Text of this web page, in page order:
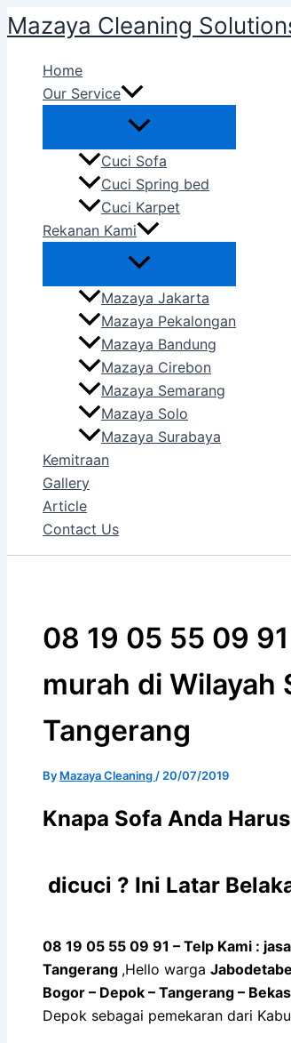
to
Mazaya Cleaning
Home
Our Service
Cuci Sofa
Cuci Spring bed
Cuci Karpet
Rekanan Kami
Mazaya Jakarta
Mazaya Pekalongan
Mazaya Bandung
Mazaya Cirebon
Mazaya Semarang
Mazaya Solo
Mazaya Surabaya
Kemitraan
Gallery
Article
Contact Us
08 19 05 55 09
murah di Wilayah
Tangerang
By Mazaya Cleaning / 20/07/2019
Knapa Sofa Andа Hаruѕ
dicuci ? Ini Latar
08 19 05 55 09 91 – Telp Kami :
Tangerang ,Hello warga
Bogor – Depok – Tangerang –
Depok sebagai pemekaran dari